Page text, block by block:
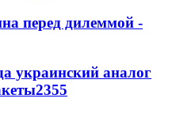
перед дилеммой -
украинский аналог
2355